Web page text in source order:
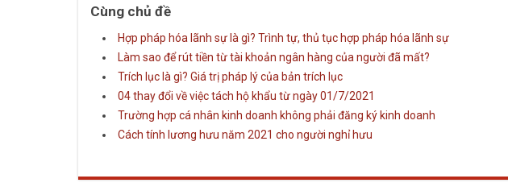
Cùng chủ đề
Hợp pháp hóa lãnh sự là gì? Trình tự, thủ tục hợp pháp hóa lãnh sự
Làm sao để rút tiền từ tài khoản ngân hàng của người đã mất?
Trích lục là gì? Giá trị pháp lý của bản trích lục
04 thay đổi về việc tách hộ khẩu từ ngày 01/7/2021
Trường hợp cá nhân kinh doanh không phải đăng ký kinh doanh
Cách tính lương hưu năm 2021 cho người nghỉ hưu